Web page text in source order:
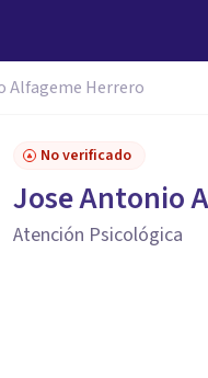
Alfageme Herrero
No verificado
Jose Antonio
Atención Psicológica